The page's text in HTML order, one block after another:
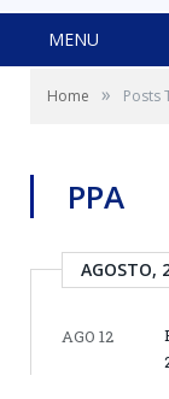
MENU
Home » Posts
PPA
AGOSTO,
AGO 12